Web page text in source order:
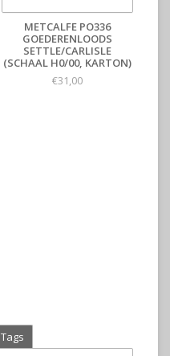
METCALFE PO336
GOEDERENLOODS
SETTLE/CARLISLE
(SCHAAL H0/00, KARTON)
€31,00
Tags